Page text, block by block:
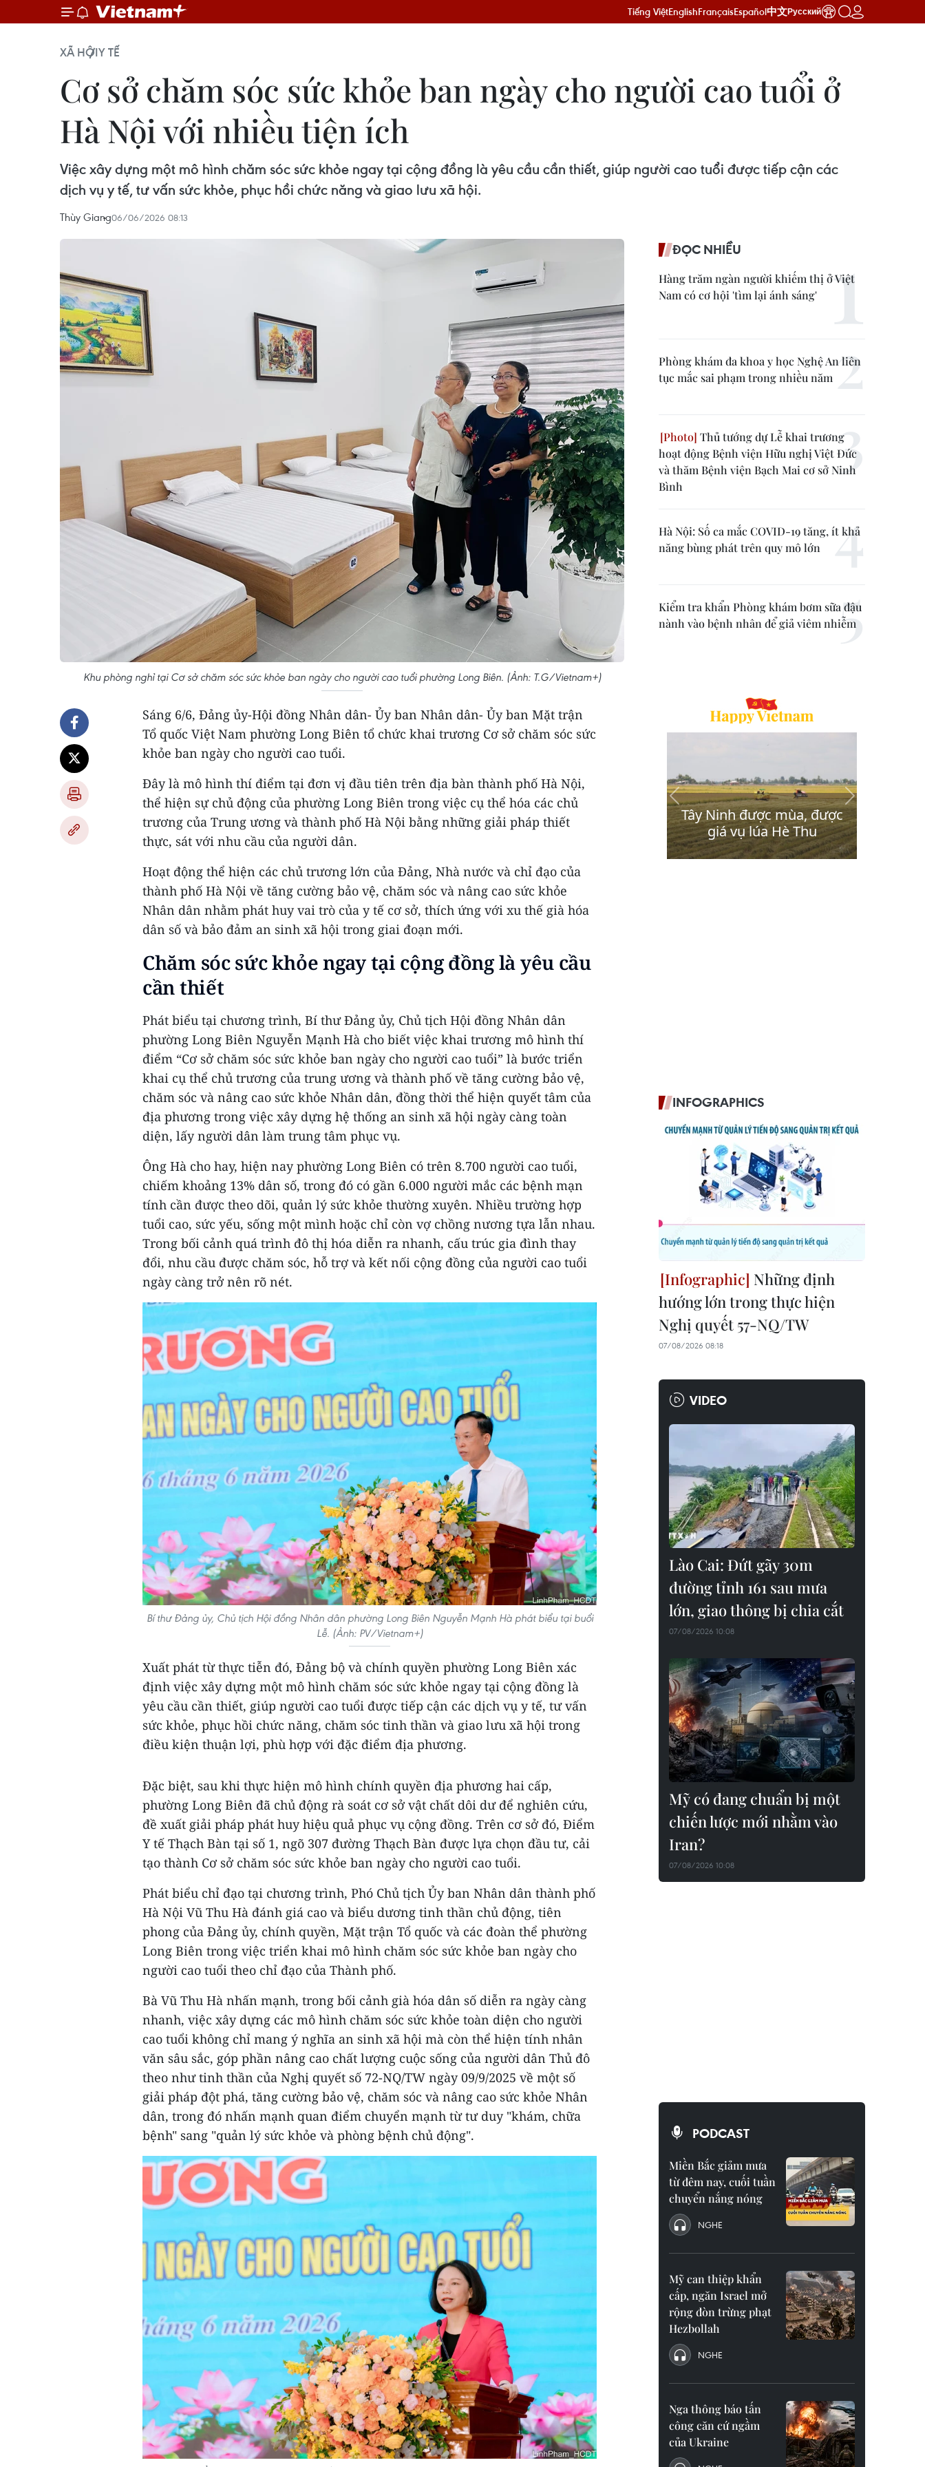
Tiếng ViệtEnglishFrançaisEspañol中文Русский
XÃ HỘIY TẾ
Cơ sở chăm sóc sức khỏe ban ngày cho người cao tuổi ở
Hà Nội với nhiều tiện ích
Việc xây dựng một mô hình chăm sóc sức khỏe ngay tại cộng đồng là yêu cầu cần thiết, giúp người cao tuổi được tiếp cận các
dịch vụ y tế, tư vấn sức khỏe, phục hồi chức năng và giao lưu xã hội.
Thùy Giang06/06/2026 08:13
Khu phòng nghỉ tại Cơ sở chăm sóc sức khỏe ban ngày cho người cao tuổi phường Long Biên. (Ảnh: T.G/Vietnam+)
Sáng 6/6, Đảng ủy-Hội đồng Nhân dân- Ủy ban Nhân dân- Ủy ban Mặt trận
Tổ quốc Việt Nam phường Long Biên tổ chức khai trương Cơ sở chăm sóc sức
khỏe ban ngày cho người cao tuổi.
Đây là mô hình thí điểm tại đơn vị đầu tiên trên địa bàn thành phố Hà Nội,
thể hiện sự chủ động của phường Long Biên trong việc cụ thể hóa các chủ
trương của Trung ương và thành phố Hà Nội bằng những giải pháp thiết
thực, sát với nhu cầu của người dân.
Hoạt động thể hiện các chủ trương lớn của Đảng, Nhà nước và chỉ đạo của
thành phố Hà Nội về tăng cường bảo vệ, chăm sóc và nâng cao sức khỏe
Nhân dân nhằm phát huy vai trò của y tế cơ sở, thích ứng với xu thế già hóa
dân số và bảo đảm an sinh xã hội trong giai đoạn mới.
Chăm sóc sức khỏe ngay tại cộng đồng là yêu cầu
cần thiết
Phát biểu tại chương trình, Bí thư Đảng ủy, Chủ tịch Hội đồng Nhân dân
phường Long Biên Nguyễn Mạnh Hà cho biết việc khai trương mô hình thí
điểm “Cơ sở chăm sóc sức khỏe ban ngày cho người cao tuổi” là bước triển
khai cụ thể chủ trương của trung ương và thành phố về tăng cường bảo vệ,
chăm sóc và nâng cao sức khỏe Nhân dân, đồng thời thể hiện quyết tâm của
địa phương trong việc xây dựng hệ thống an sinh xã hội ngày càng toàn
diện, lấy người dân làm trung tâm phục vụ.
Ông Hà cho hay, hiện nay phường Long Biên có trên 8.700 người cao tuổi,
chiếm khoảng 13% dân số, trong đó có gần 6.000 người mắc các bệnh mạn
tính cần được theo dõi, quản lý sức khỏe thường xuyên. Nhiều trường hợp
tuổi cao, sức yếu, sống một mình hoặc chỉ còn vợ chồng nương tựa lẫn nhau.
Trong bối cảnh quá trình đô thị hóa diễn ra nhanh, cấu trúc gia đình thay
đổi, nhu cầu được chăm sóc, hỗ trợ và kết nối cộng đồng của người cao tuổi
ngày càng trở nên rõ nét.
Bí thư Đảng ủy, Chủ tịch Hội đồng Nhân dân phường Long Biên Nguyễn Mạnh Hà phát biểu tại buổi
Lễ. (Ảnh: PV/Vietnam+)
Xuất phát từ thực tiễn đó, Đảng bộ và chính quyền phường Long Biên xác
định việc xây dựng một mô hình chăm sóc sức khỏe ngay tại cộng đồng là
yêu cầu cần thiết, giúp người cao tuổi được tiếp cận các dịch vụ y tế, tư vấn
sức khỏe, phục hồi chức năng, chăm sóc tinh thần và giao lưu xã hội trong
điều kiện thuận lợi, phù hợp với đặc điểm địa phương.
Đặc biệt, sau khi thực hiện mô hình chính quyền địa phương hai cấp,
phường Long Biên đã chủ động rà soát cơ sở vật chất dôi dư để nghiên cứu,
đề xuất giải pháp phát huy hiệu quả phục vụ cộng đồng. Trên cơ sở đó, Điểm
Y tế Thạch Bàn tại số 1, ngõ 307 đường Thạch Bàn được lựa chọn đầu tư, cải
tạo thành Cơ sở chăm sóc sức khỏe ban ngày cho người cao tuổi.
Phát biểu chỉ đạo tại chương trình, Phó Chủ tịch Ủy ban Nhân dân thành phố
Hà Nội Vũ Thu Hà đánh giá cao và biểu dương tinh thần chủ động, tiên
phong của Đảng ủy, chính quyền, Mặt trận Tổ quốc và các đoàn thể phường
Long Biên trong việc triển khai mô hình chăm sóc sức khỏe ban ngày cho
người cao tuổi theo chỉ đạo của Thành phố.
Bà Vũ Thu Hà nhấn mạnh, trong bối cảnh già hóa dân số diễn ra ngày càng
nhanh, việc xây dựng các mô hình chăm sóc sức khỏe toàn diện cho người
cao tuổi không chỉ mang ý nghĩa an sinh xã hội mà còn thể hiện tính nhân
văn sâu sắc, góp phần nâng cao chất lượng cuộc sống của người dân Thủ đô
theo như tinh thần của Nghị quyết số 72-NQ/TW ngày 09/9/2025 về một số
giải pháp đột phá, tăng cường bảo vệ, chăm sóc và nâng cao sức khỏe Nhân
dân, trong đó nhấn mạnh quan điểm chuyển mạnh từ tư duy "khám, chữa
bệnh" sang "quản lý sức khỏe và phòng bệnh chủ động".
ĐỌC NHIỀU
Hàng trăm ngàn người khiếm thị ở Việt
Nam có cơ hội 'tìm lại ánh sáng'
Phòng khám đa khoa y học Nghệ An liên
tục mắc sai phạm trong nhiều năm
Thủ tướng dự Lễ khai trương
hoạt động Bệnh viện Hữu nghị Việt Đức
và thăm Bệnh viện Bạch Mai cơ sở Ninh
Bình
Hà Nội: Số ca mắc COVID-19 tăng, ít khả
năng bùng phát trên quy mô lớn
Kiểm tra khẩn Phòng khám bơm sữa đậu
nành vào bệnh nhân để giả viêm nhiễm
INFOGRAPHICS
Những định
hướng lớn trong thực hiện
Nghị quyết 57-NQ/TW
07/08/2026 08:18
VIDEO
Lào Cai: Đứt gãy 30m
đường tỉnh 161 sau mưa
lớn, giao thông bị chia cắt
07/08/2026 10:08
Mỹ có đang chuẩn bị một
chiến lược mới nhằm vào
Iran?
07/08/2026 10:08
PODCAST
Miền Bắc giảm mưa
từ đêm nay, cuối tuần
chuyển nắng nóng
NGHE
Mỹ can thiệp khẩn
cấp, ngăn Israel mở
rộng đòn trừng phạt
Hezbollah
NGHE
Nga thông báo tấn
công căn cứ ngầm
của Ukraine